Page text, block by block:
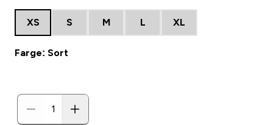
XS S M L XL
Farge: Sort